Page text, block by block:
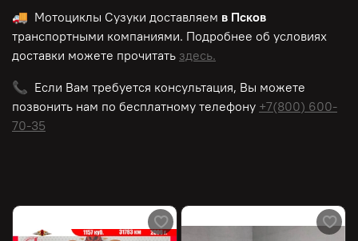
🚚 Мотоциклы Сузуки доставляем в Псков
транспортными компаниями. Подробнее об условиях
доставки можете прочитать здесь.
📞 Если Вам требуется консультация, Вы можете
позвонить нам по бесплатному телефону +7(800) 600-
70-35